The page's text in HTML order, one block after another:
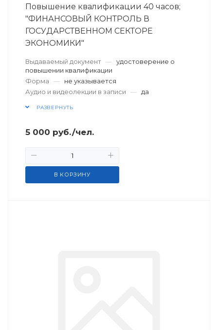
Повышение квалификации 40 часов;
"ФИНАНСОВЫЙ КОНТРОЛЬ В
ГОСУДАРСТВЕННОМ СЕКТОРЕ
ЭКОНОМИКИ"
Выдаваемый документ — удостоверение о
повышении квалификации
Форма
—
не указывается
Аудио и видеолекции в записи
— да
РАЗВЕРНУТЬ
5 000 руб./чел.
В КОРЗИНУ